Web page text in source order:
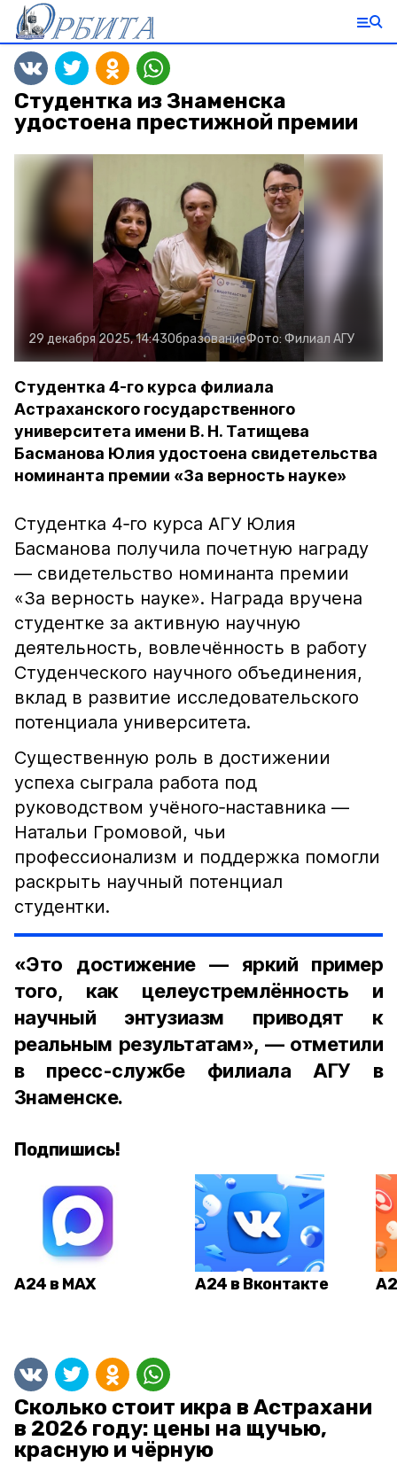
Студентка из Знаменска
удостоена престижной премии
29 декабря 2025, 14:43ОбразованиеФото: Филиал АГУ
Студентка 4-го курса филиала
Астраханского государственного
университета имени В. Н. Татищева
Басманова Юлия удостоена свидетельства
номинанта премии «За верность науке»
Студентка 4‑го курса АГУ Юлия
Басманова получила почетную награду
— свидетельство номинанта премии
«За верность науке». Награда вручена
студентке за активную научную
деятельность, вовлечённость в работу
Студенческого научного объединения,
вклад в развитие исследовательского
потенциала университета.
Существенную роль в достижении
успеха сыграла работа под
руководством учёного‑наставника —
Натальи Громовой, чьи
профессионализм и поддержка помогли
раскрыть научный потенциал
студентки.
«Это достижение — яркий пример
того, как целеустремлённость и
научный энтузиазм приводят к
реальным результатам», — отметили
в пресс-службе филиала АГУ в
Знаменске.
Подпишись!
А24 в MAX А24 в Вконтакте
Сколько стоит икра в Астрахани
в 2026 году: цены на щучью,
красную и чёрную